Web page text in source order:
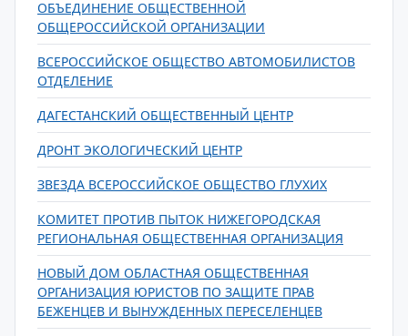
ОБЪЕДИНЕНИЕ ОБЩЕСТВЕННОЙ
ОБЩЕРОССИЙСКОЙ ОРГАНИЗАЦИИ
ВСЕРОССИЙСКОЕ ОБЩЕСТВО АВТОМОБИЛИСТОВ
ОТДЕЛЕНИЕ
ДАГЕСТАНСКИЙ ОБЩЕСТВЕННЫЙ ЦЕНТР
ДРОНТ ЭКОЛОГИЧЕСКИЙ ЦЕНТР
ЗВЕЗДА ВСЕРОССИЙСКОЕ ОБЩЕСТВО ГЛУХИХ
КОМИТЕТ ПРОТИВ ПЫТОК НИЖЕГОРОДСКАЯ
РЕГИОНАЛЬНАЯ ОБЩЕСТВЕННАЯ ОРГАНИЗАЦИЯ
НОВЫЙ ДОМ ОБЛАСТНАЯ ОБЩЕСТВЕННАЯ
ОРГАНИЗАЦИЯ ЮРИСТОВ ПО ЗАЩИТЕ ПРАВ
БЕЖЕНЦЕВ И ВЫНУЖДЕННЫХ ПЕРЕСЕЛЕНЦЕВ